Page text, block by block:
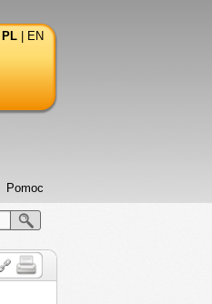
PL EN
Pomoc